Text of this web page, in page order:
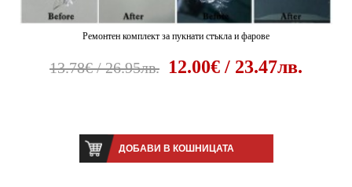
Ремонтен комплект за пукнати стъкла и фарове
13.78€ / 26.95лв. 12.00€ / 23.47лв.
ДОБАВИ В КОШНИЦАТА